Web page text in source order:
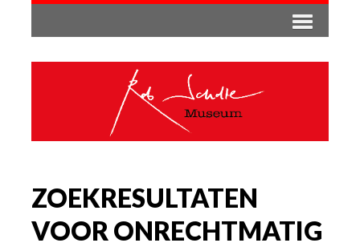
ZOEKRESULTATEN
VOOR ONRECHTMATIG